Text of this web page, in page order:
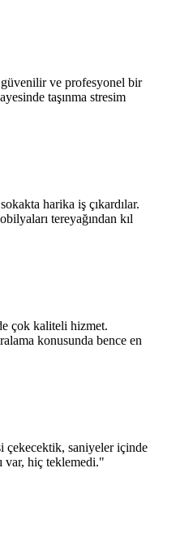
ve profesyonel bir
taşınma stresim
harika iş çıkardılar.
tereyağından kıl
çok kaliteli hizmet.
konusunda bence en
çekecektik, saniyeler içinde
var, hiç teklemedi."